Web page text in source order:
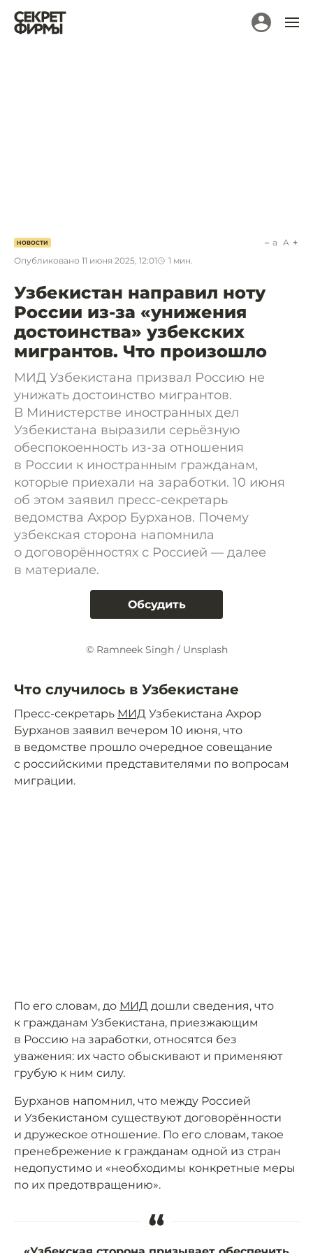
НОВОСТИ
Опубликовано 11 июня 2025, 12:01 1 мин.
a A
Узбекистан направил ноту
России из-за «унижения
достоинства» узбекских
мигрантов. Что произошло
МИД Узбекистана призвал Россию не
унижать достоинство мигрантов.
В Министерстве иностранных дел
Узбекистана выразили серьёзную
обеспокоенность из-за отношения
в России к иностранным гражданам,
которые приехали на заработки. 10 июня
об этом заявил пресс-секретарь
ведомства Ахрор Бурханов. Почему
узбекская сторона напомнила
о договорённостях с Россией — далее
в материале.
Обсудить
© Ramneek Singh / Unsplash
Что случилось в Узбекистане
Пресс-секретарь МИД Узбекистана Ахрор
Бурханов заявил вечером 10 июня, что
в ведомстве прошло очередное совещание
с российскими представителями по вопросам
миграции.
По его словам, до МИД дошли сведения, что
к гражданам Узбекистана, приезжающим
в Россию на заработки, относятся без
уважения: их часто обыскивают и применяют
грубую к ним силу.
Бурханов напомнил, что между Россией
и Узбекистаном существуют договорённости
и дружеское отношение. По его словам, такое
пренебрежение к гражданам одной из стран
недопустимо и «необходимы конкретные меры
по их предотвращению».
“